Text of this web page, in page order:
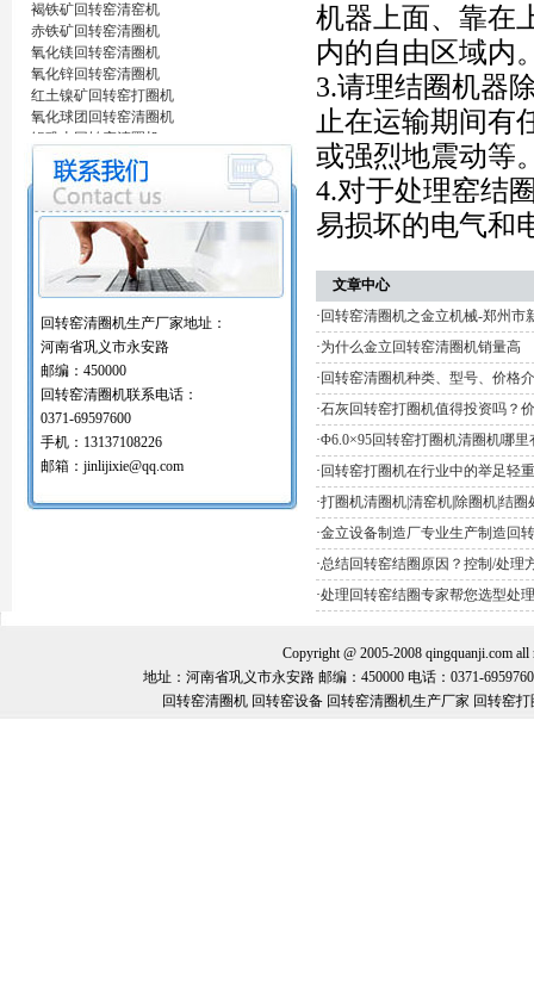
褐铁矿回转窑清窑机
赤铁矿回转窑清圈机
氧化镁回转窑清圈机
氧化锌回转窑清圈机
红土镍矿回转窑打圈机
氧化球团回转窑清圈机
铝矾土回转窑清圈机
铝酸钙粉窑清圈机
活性石灰回转窑清圈机
窑内一至二十八米窑结圈处理机
回转窑结圈处理专用设备/清圈机/打圈机…
石油支撑剂陶粒砂回转窑清圈机
海棉铁回转窑清圈机
氧化铝熟料回转窑清圈机
莫来石回转窑清圈机
特种水泥回转窑打圈机
褐铁矿回转窑清窑机
赤铁矿回转窑清圈机
氧化镁回转窑清圈机
氧化锌回转窑清圈机
红土镍矿回转窑打圈机
铝矾土回转窑清圈机
回转窑清圈机生产厂家地址：
河南省巩义市永安路
邮编：450000
回转窑清圈机联系电话：
0371-69597600
手机：13137108226
邮箱：jinlijixie@qq.com
机器上面、靠在
内的自由区域内
3.请理结圈机器
止在运输期间有
或强烈地震动等
4.对于处理窑结
易损坏的电气和
文章中心
· 回转窑清圈机之金立机械-郑州市
·为什么金立回转窑清圈机销量高
· 回转窑清圈机种类、型号、价格
·石灰回转窑打圈机值得投资吗？
·Φ6.0×95回转窑打圈机清圈机哪里
· 回转窑打圈机在行业中的举足轻
·打圈机清圈机|清窑机|除圈机|结
·金立设备制造厂专业生产制造回
·总结回转窑结圈原因？控制/处理
·处理回转窑结圈专家帮您选型处
Copyright @ 2005-2008 qingquanji.com
地址：河南省巩义市永安路 邮编：450000 电话：0371-
回转窑清圈机 回转窑设备 回转窑清圈机生产厂家 回转窑